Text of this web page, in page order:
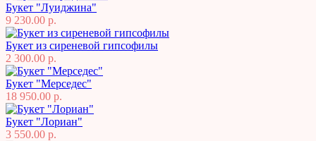
Букет "Луиджина"
9 230.00 р.
Букет из сиреневой гипсофилы
2 300.00 р.
Букет "Мерседес"
18 950.00 р.
Букет "Лориан"
3 550.00 р.